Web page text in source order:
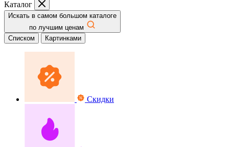
Каталог
Искать в самом большом каталоге
по лучшим ценам
Списком
Картинками
Скидки